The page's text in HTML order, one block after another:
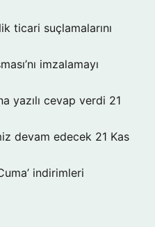
ticari suçlamalarını
imzalamayı
yazılı cevap verdi 21
devam edecek 21 Kas
indirimleri